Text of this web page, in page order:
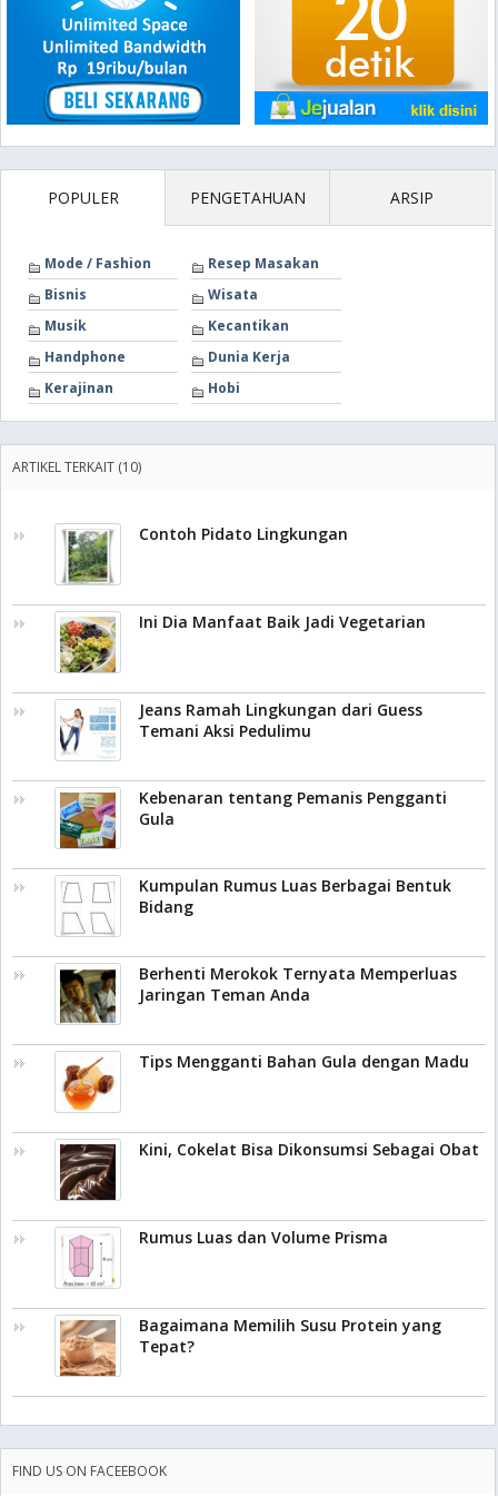
POPULER PENGETAHUAN ARSIP
Mode / Fashion
Resep Masakan
Bisnis
Wisata
Musik
Kecantikan
Handphone
Dunia Kerja
Kerajinan
Hobi
ARTIKEL TERKAIT (10)
Contoh Pidato Lingkungan
Ini Dia Manfaat Baik Jadi Vegetarian
Jeans Ramah Lingkungan dari Guess
Temani Aksi Pedulimu
Kebenaran tentang Pemanis Pengganti
Gula
Kumpulan Rumus Luas Berbagai Bentuk
Bidang
Berhenti Merokok Ternyata Memperluas
Jaringan Teman Anda
Tips Mengganti Bahan Gula dengan Madu
Kini, Cokelat Bisa Dikonsumsi Sebagai Obat
Rumus Luas dan Volume Prisma
Bagaimana Memilih Susu Protein yang
Tepat?
FIND US ON FACEEBOOK